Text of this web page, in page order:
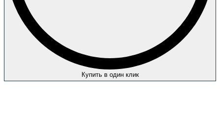
Купить в один клик